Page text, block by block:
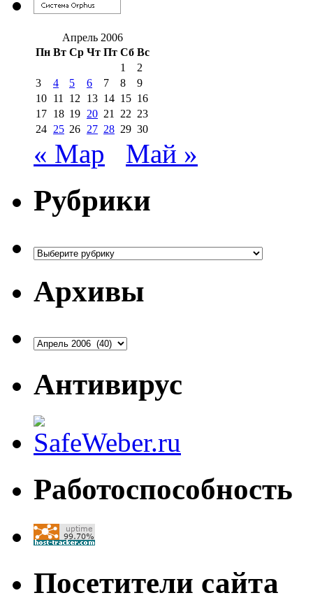
Апрель 2006
Пн Вт Ср Чт Пт Сб Вс
1
2
3
4 5 6 7 8
9
10 11 12 13 14 15 16
17 18 19 20 21 22 23
24 25 26 27 28 29 30
« Мар Май »
Рубрики
Рубрики
Архивы
Антивирус
Работоспособность
Посетители сайта